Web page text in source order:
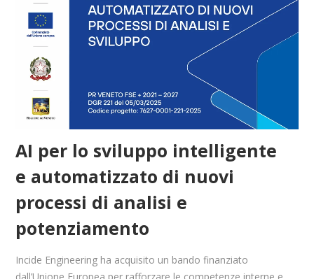
AI per lo sviluppo intelligente
e automatizzato di nuovi
processi di analisi e
potenziamento
Incide Engineering ha acquisito un bando finanziato